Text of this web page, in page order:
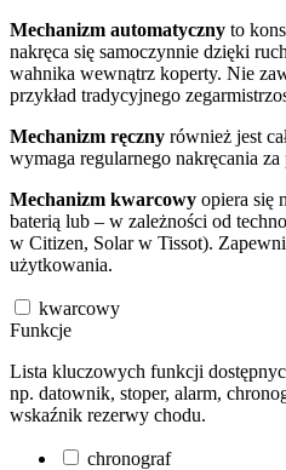
Mechanizm automatyczny to
nakręca się samoczynnie dzięki
wahnika wewnątrz koperty. Nie
przykład tradycyjnego
Mechanizm ręczny również jest
wymaga regularnego nakręcania
Mechanizm kwarcowy opiera się
baterią lub – w zależności od
w Citizen, Solar w Tissot).
użytkowania.
kwarcowy
Funkcje
Lista kluczowych funkcji
np. datownik, stoper, alarm,
wskaźnik rezerwy chodu.
chronograf